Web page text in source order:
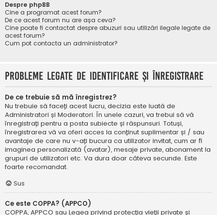
Despre phpBB
Cine a programat acest forum?
De ce acest forum nu are așa ceva?
Cine poate fi contactat despre abuzuri sau utilizări ilegale legate de
acest forum?
Cum pot contacta un administrator?
Probleme legate de identificare și înregistrare
De ce trebuie să mă înregistrez?
Nu trebuie să faceți acest lucru, decizia este luată de
Administratori și Moderatori. În unele cazuri, va trebui să vă
înregistrați pentru a posta subiecte și răspunsuri. Totuși,
înregistrarea vă va oferi acces la conținut suplimentar și / sau
avantaje de care nu v-ați bucura ca utilizator invitat, cum ar fi
imaginea personalizată (avatar), mesaje private, abonament la
grupuri de utilizatori etc. Va dura doar câteva secunde. Este
foarte recomandat.
Sus
Ce este COPPA? (APPCO)
COPPA, APPCO sau Legea privind protecția vieții private și